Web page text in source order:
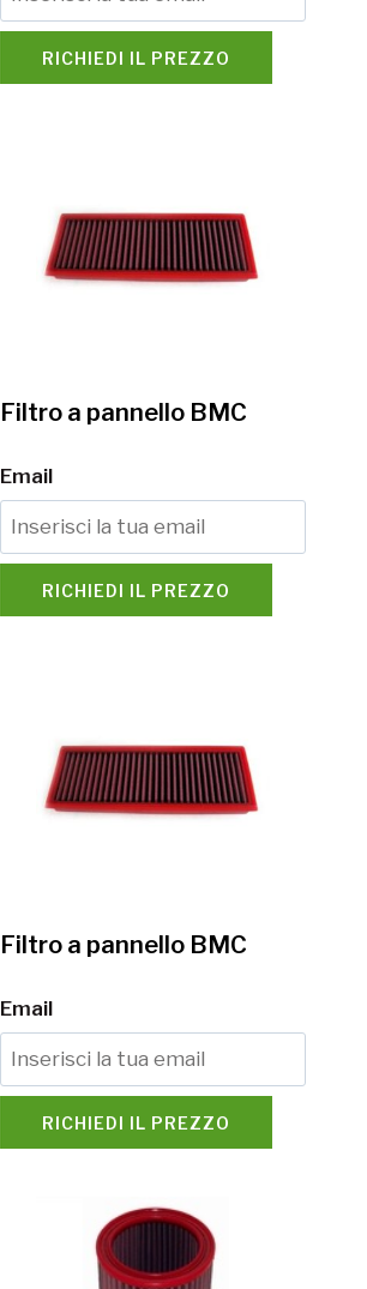
RICHIEDI IL PREZZO
Filtro a pannello BMC
Email
RICHIEDI IL PREZZO
Filtro a pannello BMC
Email
RICHIEDI IL PREZZO